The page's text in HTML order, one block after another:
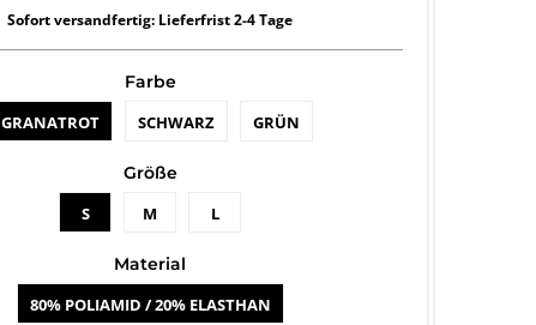
Sofort versandfertig: Lieferfrist 2-4 Tage
Farbe
GRANATROT
SCHWARZ GRÜN
Größe
S
M L
Material
80% POLIAMID / 20% ELASTHAN